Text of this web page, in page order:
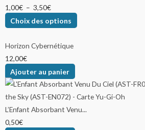
1,00€ – 3,50€
Choix des options
Horizon Cybernétique
12,00€
Ajouter au panier
L’Enfant Absorbant Venu...
0,50€